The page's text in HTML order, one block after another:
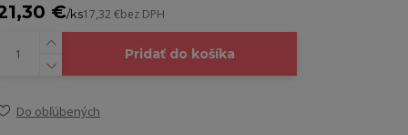
€/ks17,32 €bez DPH
Pridať do košíka
Do obľúbených